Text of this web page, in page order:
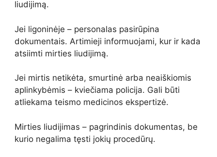
liudijimą.
Jei ligoninėje – personalas pasirūpina
dokumentais. Artimieji informuojami, kur ir kada
atsiimti mirties liudijimą.
Jei mirtis netikėta, smurtinė arba neaiškiomis
aplinkybėmis – kviečiama policija. Gali būti
atliekama teismo medicinos ekspertizė.
Mirties liudijimas – pagrindinis dokumentas, be
kurio negalima tęsti jokių procedūrų.